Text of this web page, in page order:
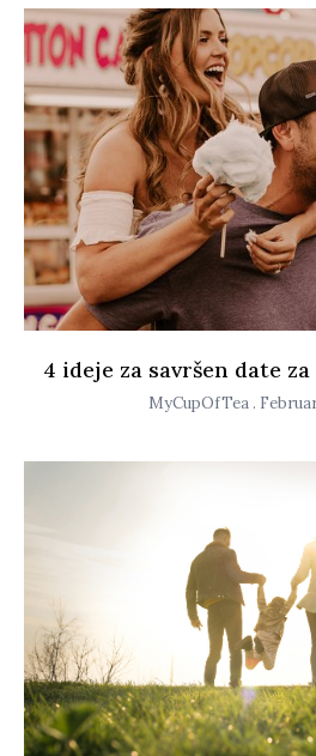
4 ideje za savršen date
MyCupOfTea